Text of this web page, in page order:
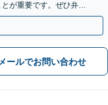
が重要です。ぜひ弁護
夜間面談可】
メールでお問い合わせ